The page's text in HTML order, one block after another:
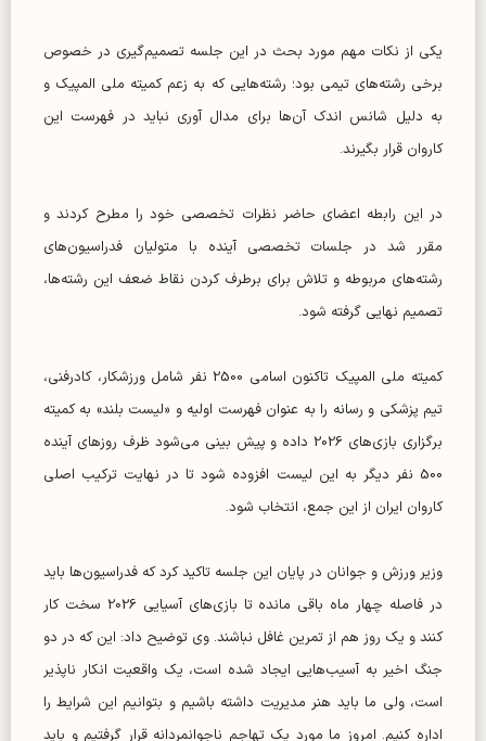
یکی از نکات مهم مورد بحث در این جلسه تصمیم‌گیری در خصوص
برخی رشته‌های تیمی بود؛ رشته‌هایی که به زعم کمیته ملی المپیک و
به دلیل شانس اندک آن‌ها برای مدال آوری نباید در فهرست این
کاروان قرار بگیرند.
در این رابطه اعضای حاضر نظرات تخصصی خود را مطرح کردند و
مقرر شد در جلسات تخصصی آینده با متولیان فدراسیون‌های
رشته‌های مربوطه و تلاش برای برطرف کردن نقاط ضعف این رشته‌ها،
تصمیم نهایی گرفته شود.
کمیته ملی المپیک تاکنون اسامی 2500 نفر شامل ورزشکار، کادرفنی،
تیم پزشکی و رسانه را به عنوان فهرست اولیه و «لیست بلند» به کمیته
برگزاری بازی‌های 2026 داده و پیش بینی می‌شود ظرف روزهای آینده
500 نفر دیگر به این لیست افزوده شود تا در نهایت ترکیب اصلی
کاروان ایران از این جمع، انتخاب شود.
وزیر ورزش و جوانان در پایان این جلسه تاکید کرد که فدراسیون‌ها باید
در فاصله چهار ماه باقی مانده تا بازی‌های آسیایی 2026 سخت کار
کنند و یک روز هم از تمرین غافل نباشند. وی توضیح داد: این که در دو
جنگ اخیر به آسیب‌هایی ایجاد شده است، یک واقعیت انکار ناپذیر
است، ولی ما باید هنر مدیریت داشته باشیم و بتوانیم این شرایط را
اداره کنیم. امروز ما مورد یک تهاجم ناجوانمردانه قرار گرفتیم و باید